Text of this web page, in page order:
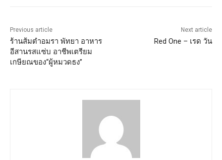
Previous article
ร้านส้มตำอมรา พัทยา อาหาร
อีสานรสแซ่บ อาชีพเตรียม
เกษียณของ“ผู้หมวดธง”
Next article
Red One – เรด วัน